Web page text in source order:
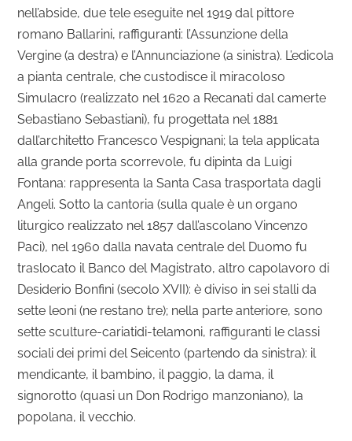
nell’abside, due tele eseguite nel 1919 dal pittore
romano Ballarini, raffiguranti: l’Assunzione della
Vergine (a destra) e l’Annunciazione (a sinistra). L’edicola
a pianta centrale, che custodisce il miracoloso
Simulacro (realizzato nel 1620 a Recanati dal camerte
Sebastiano Sebastiani), fu progettata nel 1881
dall’architetto Francesco Vespignani; la tela applicata
alla grande porta scorrevole, fu dipinta da Luigi
Fontana: rappresenta la Santa Casa trasportata dagli
Angeli. Sotto la cantoria (sulla quale è un organo
liturgico realizzato nel 1857 dall’ascolano Vincenzo
Paci), nel 1960 dalla navata centrale del Duomo fu
traslocato il Banco del Magistrato, altro capolavoro di
Desiderio Bonfini (secolo XVII): è diviso in sei stalli da
sette leoni (ne restano tre); nella parte anteriore, sono
sette sculture-cariatidi-telamoni, raffiguranti le classi
sociali dei primi del Seicento (partendo da sinistra): il
mendicante, il bambino, il paggio, la dama, il
signorotto (quasi un Don Rodrigo manzoniano), la
popolana, il vecchio.